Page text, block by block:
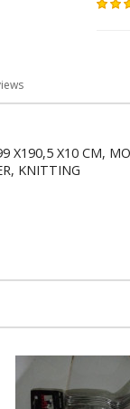
X190,5 X10 CM,
KNITTING